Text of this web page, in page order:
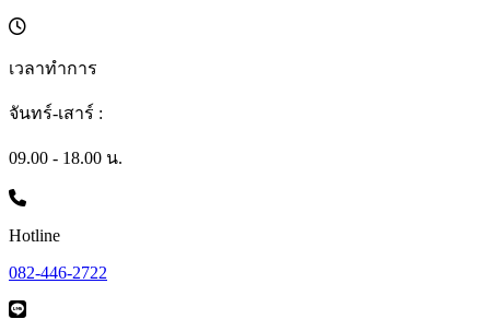
เวลาทำการ
จันทร์-เสาร์ :
09.00 - 18.00 น.
Hotline
082-446-2722